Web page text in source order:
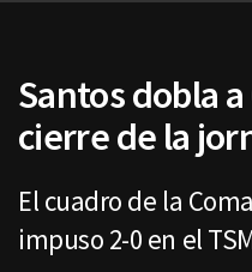
Santos dobla
cierre de la
El cuadro de la
impuso 2-0 en el